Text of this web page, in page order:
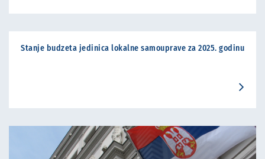
Stanje budzeta jedinica lokalne samouprave za 2025. godinu